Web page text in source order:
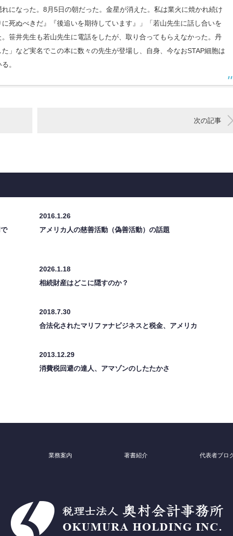
になった。8月5日の朝だった。金星が消えた。私は業火に焼かれ続け
死ぬべきだ』『後追いを期待しています』」「若山先生に話し合いを
笹井先生も若山先生に電話をしたが、取り合ってもらえなかった。丹
」など実名でこの本に数々の先生が登場し、自身、今なおSTAP細胞は
。
次の記事
2016.1.26
アメリカ人の慈善活動（偽善活動）の話題
2026.1.18
相続財産はどこに隠すのか？
2018.7.30
合法化されたマリファナビジネスと税金、アメリカ
2013.12.29
消費税回避の達人、アマゾンのしたたかさ
業務案内 著書紹介 代表者ブロ